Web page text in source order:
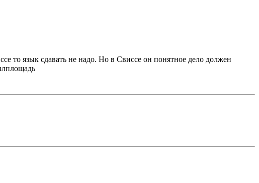
то язык сдавать не надо. Но в Свиссе он понятное дело должен